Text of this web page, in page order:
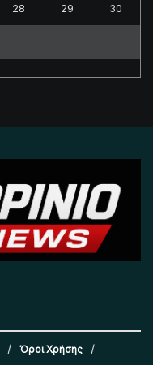
28 29 30
Όροι Χρήσης